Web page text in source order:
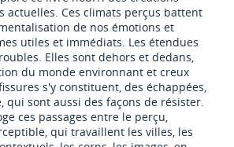
actuelles. Ces climats perçus battent
de nos émotions et
utiles et immédiats. Les étendues
Elles sont dehors et dedans,
du monde environnant et creux
s'y constituent, des échappées,
qui sont aussi des façons de résister.
ces passages entre le perçu,
qui travaillent les villes, les